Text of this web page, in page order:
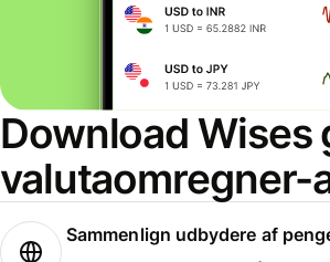
Download Wises
valutaomregner-
Sammenlign udbydere af